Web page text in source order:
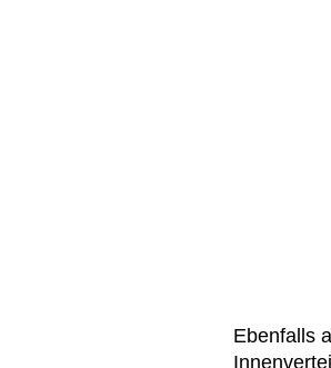
Ebenfalls